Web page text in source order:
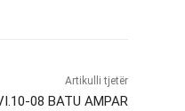
Artikulli tjetër
08 BATU AMPAR